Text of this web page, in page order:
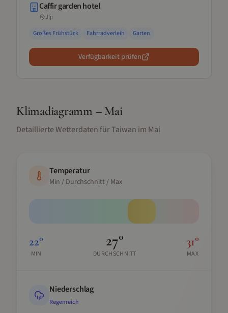
Caffir garden hotel
Jiji
Großes Frühstück
Fahrradverleih Garten
Verfügbarkeit prüfen
Klimadiagramm – Mai
Detaillierte Wetterdaten fürTaiwan im Mai
Temperatur
Min / Durchschnitt / Max
22°
MIN
27°
DURCHSCHNITT
31°
MAX
Niederschlag
Regenreich